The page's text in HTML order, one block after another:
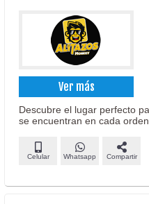
Ver más
Descubre el lugar perfecto
se encuentran en cada orden.
Celular Whatsapp Compartir